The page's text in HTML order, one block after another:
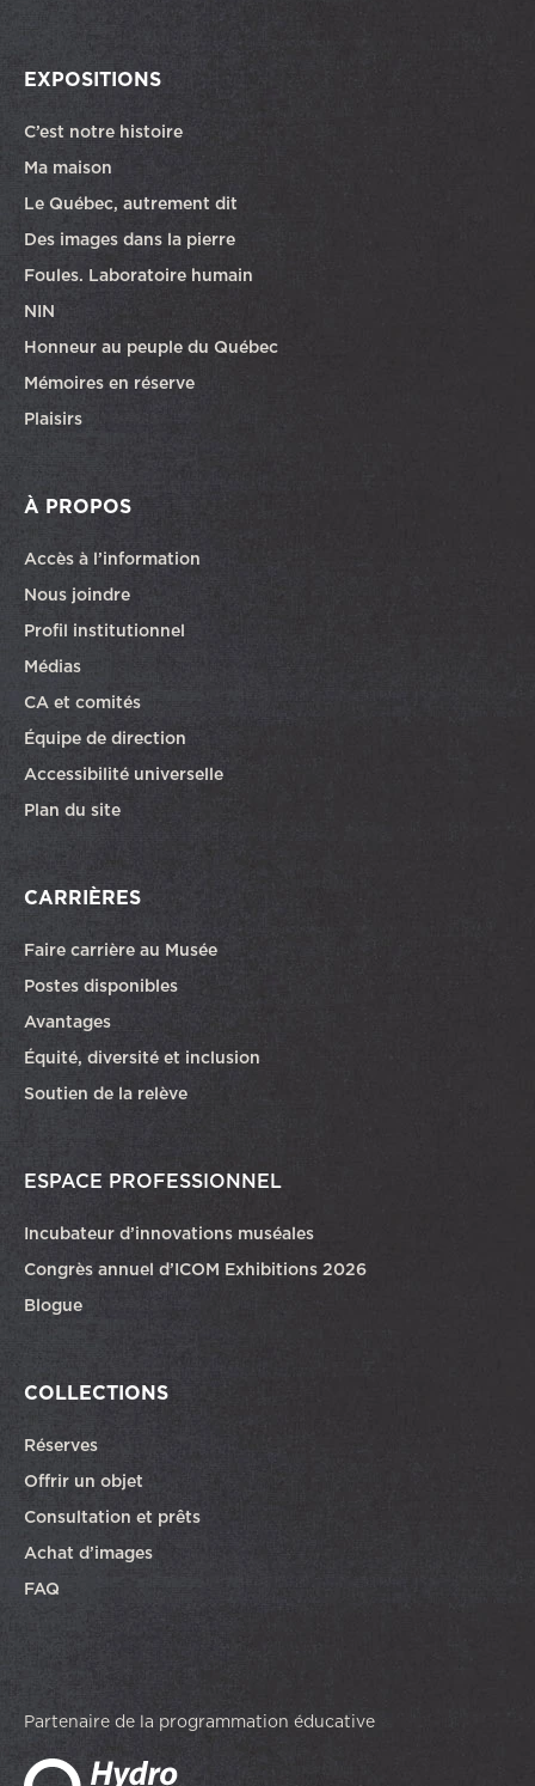
EXPOSITIONS
C’est notre histoire
Ma maison
Le Québec, autrement dit
Des images dans la pierre
Foules. Laboratoire humain
NIN
Honneur au peuple du Québec
Mémoires en réserve
Plaisirs
À PROPOS
Accès à l’information
Nous joindre
Profil institutionnel
Médias
CA et comités
Équipe de direction
Accessibilité universelle
Plan du site
CARRIÈRES
Faire carrière au Musée
Postes disponiblesCe lien ouvrira dans une autre fenêtre
Avantages
Équité, diversité et inclusion
Soutien de la relève
ESPACE PROFESSIONNEL
Incubateur d’innovations muséales
Congrès annuel d’ICOM Exhibitions 2026
Blogue
COLLECTIONS
Réserves
Offrir un objet
Consultation et prêts
Achat d’images
FAQ
Partenaire de la programmation éducative